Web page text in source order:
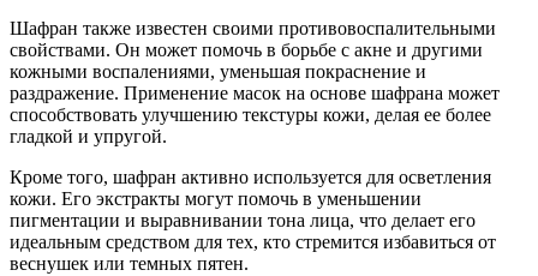
Шафран также известен своими противовоспалительными
свойствами. Он может помочь в борьбе с акне и другими
кожными воспалениями, уменьшая покраснение и
раздражение. Применение масок на основе шафрана может
способствовать улучшению текстуры кожи, делая ее более
гладкой и упругой.
Кроме того, шафран активно используется для осветления
кожи. Его экстракты могут помочь в уменьшении
пигментации и выравнивании тона лица, что делает его
идеальным средством для тех, кто стремится избавиться от
веснушек или темных пятен.